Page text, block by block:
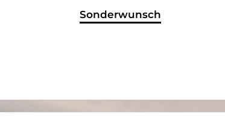
Sonderwunsch